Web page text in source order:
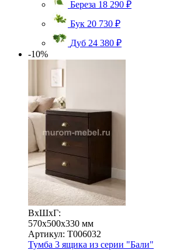
Береза 18 290 ₽
Бук 20 730 ₽
Дуб 24 380 ₽
-10%
ВхШхГ:
570x500x330 мм
Артикул: Т006032
Тумба 3 ящика из серии "Бали"